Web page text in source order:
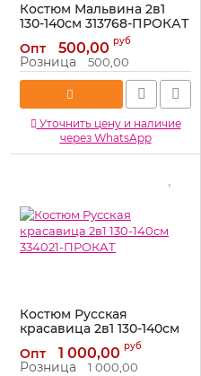
Костюм Мальвина 2в1
130-140см 313768-ПРОКАТ
Артикул: 313768-ПРОКАТ
Опт 500,00 руб
Розница 500,00
Уточнить цену и наличие
через WhatsApp
Костюм Русская
красавица 2в1 130-140см
Артикул: 334021-ПРОКАТ
Опт 1 000,00 руб
Розница 1 000,00